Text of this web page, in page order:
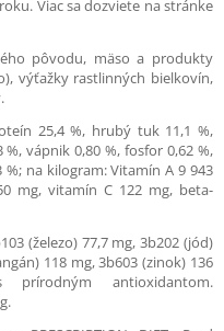
Viac sa dozviete na stránke
pôvodu, mäso a produkty
výťažky rastlinných bielkovín,
25,4 %, hrubý tuk 11,1 %,
vápnik 0,80 %, fosfor 0,62 %,
%; na kilogram: Vitamín A 9 943
mg, vitamín C 122 mg, beta-
(železo) 77,7 mg, 3b202 (jód)
118 mg, 3b603 (zinok) 136
antioxidantom.